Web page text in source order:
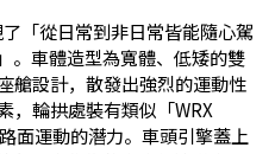
「從日常到非日常皆能隨心駕
。車體造型為寬體、低矮的雙
艙設計，散發出強烈的運動性
，輪拱處裝有類似「WRX
面運動的潛力。車頭引擎蓋上